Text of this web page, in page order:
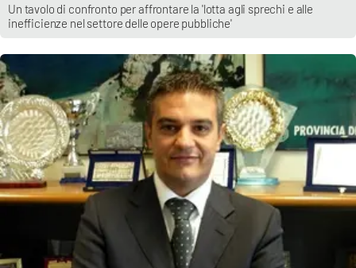
Un tavolo di confronto per affrontare la 'lotta agli sprechi e alle
inefficienze nel settore delle opere pubbliche'